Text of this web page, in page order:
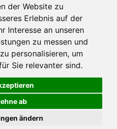
der Website zu
Erlebnis auf der
Interesse an unseren
zu messen und
personalisieren, um
Sie relevanter sind.
ab
ändern